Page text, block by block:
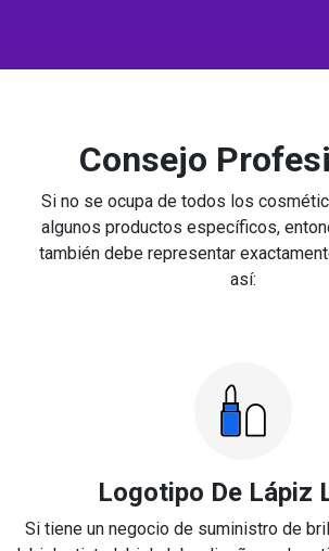
Consejo
Si no se ocupa de todos los
algunos productos específicos,
también debe representar
así:
Logotipo De Lápiz
Si tiene un negocio de suministro de